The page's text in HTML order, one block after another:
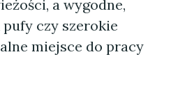
a wygodne,
czy szerokie
miejsce do pracy